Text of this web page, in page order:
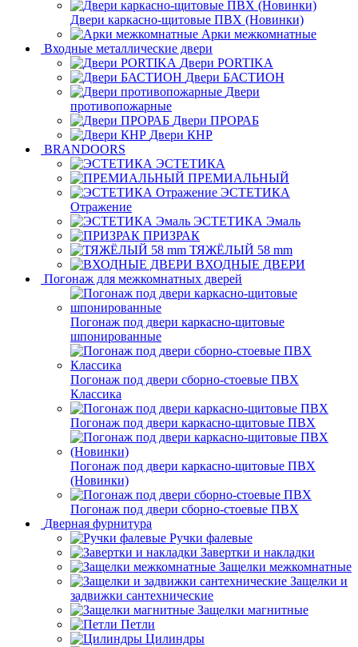
Двери каркасно-щитовые ПВХ (Новинки)
Арки межкомнатные
Входные металлические двери
Двери PORTIKA
Двери БАСТИОН
Двери
противопожарные
Двери ПРОРАБ
Двери КНР
BRANDOORS
ЭСТЕТИКА
ПРЕМИАЛЬНЫЙ
ЭСТЕТИКА
Отражение
ЭСТЕТИКА Эмаль
ПРИЗРАК
ТЯЖЁЛЫЙ 58 mm
ВХОДНЫЕ ДВЕРИ
Погонаж для межкомнатных дверей
Погонаж под двери каркасно-щитовые
шпонированные
Погонаж под двери сборно-стоевые ПВХ
Классика
Погонаж под двери каркасно-щитовые ПВХ
Погонаж под двери каркасно-щитовые ПВХ
(Новинки)
Погонаж под двери сборно-стоевые ПВХ
Дверная фурнитура
Ручки фалевые
Завертки и накладки
Защелки межкомнатные
Защелки и
задвижки сантехнические
Защелки магнитные
Петли
Цилиндры